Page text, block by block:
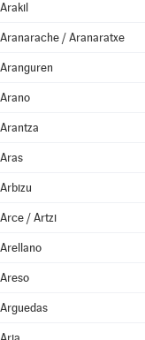
Arakil
Aranarache / Aranaratxe
Aranguren
Arano
Arantza
Aras
Arbizu
Arce / Artzi
Arellano
Areso
Arguedas